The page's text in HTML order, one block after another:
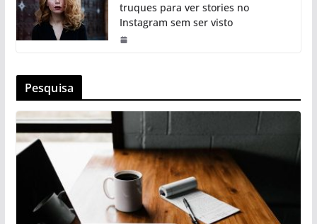
truques para ver stories no
Instagram sem ser visto
Pesquisa